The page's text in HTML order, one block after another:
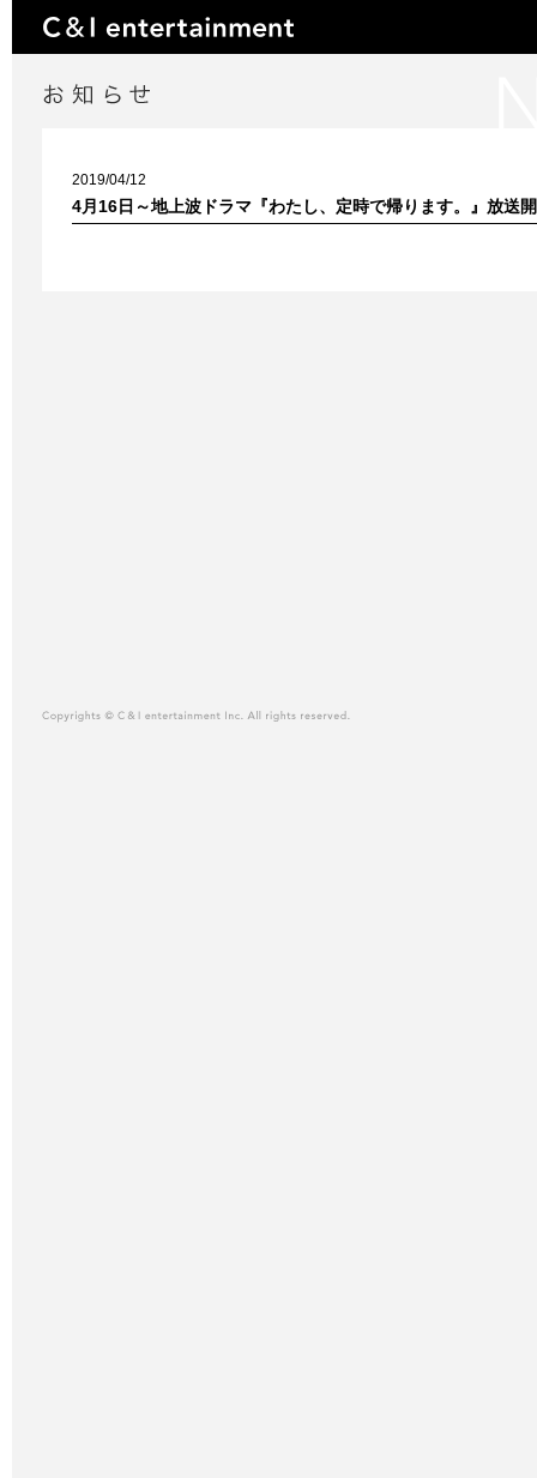
2019/04/12
4月16日～地上波ドラマ『わたし、定時で帰ります。』放送